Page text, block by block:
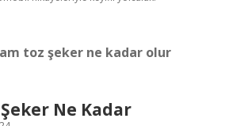
toz şeker ne kadar olur
Ne Kadar